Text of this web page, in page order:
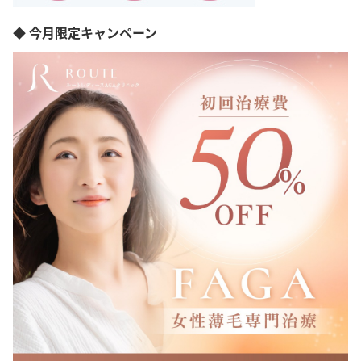
沖縄県
◆ 今月限定キャンペーン